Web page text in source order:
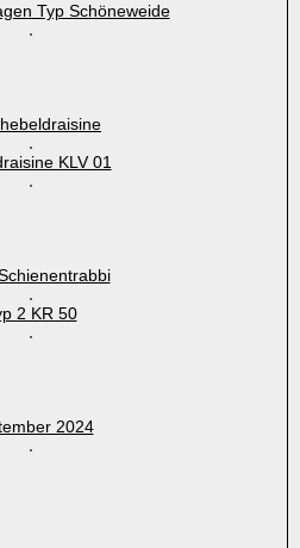
Typ Schöneweide
KLV 01
2 KR 50
2024